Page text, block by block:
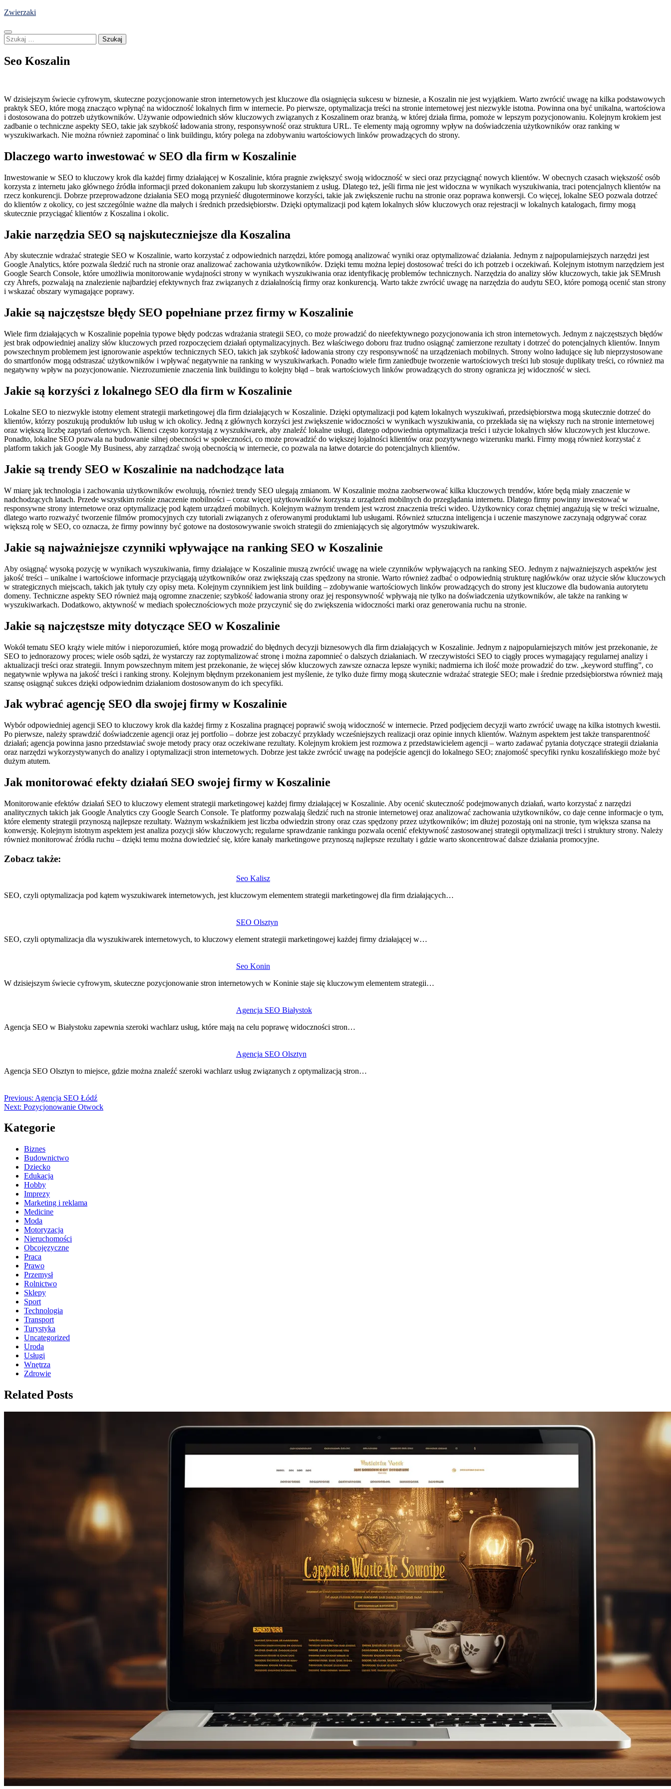
Skip
content
Zwierzaki
Szukaj:
Seo Koszalin
W dzisiejszym świecie cyfrowym, skuteczne pozycjonowanie stron internetowych jest kluczowe dla osiągnięcia sukcesu w biznesie, a Koszalin nie jest wyjątkiem. Warto zwrócić uwagę na kilka podstawowych
praktyk SEO, które mogą znacząco wpłynąć na widoczność lokalnych firm w internecie. Po pierwsze, optymalizacja treści na stronie internetowej jest niezwykle istotna. Powinna ona być unikalna, wartościowa
i dostosowana do potrzeb użytkowników. Używanie odpowiednich słów kluczowych związanych z Koszalinem oraz branżą, w której działa firma, pomoże w lepszym pozycjonowaniu. Kolejnym krokiem jest
zadbanie o techniczne aspekty SEO, takie jak szybkość ładowania strony, responsywność oraz struktura URL. Te elementy mają ogromny wpływ na doświadczenia użytkowników oraz ranking w
wyszukiwarkach. Nie można również zapominać o link buildingu, który polega na zdobywaniu wartościowych linków prowadzących do strony.
Dlaczego warto inwestować w SEO dla firm w Koszalinie
Inwestowanie w SEO to kluczowy krok dla każdej firmy działającej w Koszalinie, która pragnie zwiększyć swoją widoczność w sieci oraz przyciągnąć nowych klientów. W obecnych czasach większość osób
korzysta z internetu jako głównego źródła informacji przed dokonaniem zakupu lub skorzystaniem z usług. Dlatego też, jeśli firma nie jest widoczna w wynikach wyszukiwania, traci potencjalnych klientów na
rzecz konkurencji. Dobrze przeprowadzone działania SEO mogą przynieść długoterminowe korzyści, takie jak zwiększenie ruchu na stronie oraz poprawa konwersji. Co więcej, lokalne SEO pozwala dotrzeć
do klientów z okolicy, co jest szczególnie ważne dla małych i średnich przedsiębiorstw. Dzięki optymalizacji pod kątem lokalnych słów kluczowych oraz rejestracji w lokalnych katalogach, firmy mogą
skutecznie przyciągać klientów z Koszalina i okolic.
Jakie narzędzia SEO są najskuteczniejsze dla Koszalina
Aby skutecznie wdrażać strategie SEO w Koszalinie, warto korzystać z odpowiednich narzędzi, które pomogą analizować wyniki oraz optymalizować działania. Jednym z najpopularniejszych narzędzi jest
Google Analytics, które pozwala śledzić ruch na stronie oraz analizować zachowania użytkowników. Dzięki temu można lepiej dostosować treści do ich potrzeb i oczekiwań. Kolejnym istotnym narzędziem jest
Google Search Console, które umożliwia monitorowanie wydajności strony w wynikach wyszukiwania oraz identyfikację problemów technicznych. Narzędzia do analizy słów kluczowych, takie jak SEMrush
czy Ahrefs, pozwalają na znalezienie najbardziej efektywnych fraz związanych z działalnością firmy oraz konkurencją. Warto także zwrócić uwagę na narzędzia do audytu SEO, które pomogą ocenić stan strony
i wskazać obszary wymagające poprawy.
Jakie są najczęstsze błędy SEO popełniane przez firmy w Koszalinie
Wiele firm działających w Koszalinie popełnia typowe błędy podczas wdrażania strategii SEO, co może prowadzić do nieefektywnego pozycjonowania ich stron internetowych. Jednym z najczęstszych błędów
jest brak odpowiedniej analizy słów kluczowych przed rozpoczęciem działań optymalizacyjnych. Bez właściwego doboru fraz trudno osiągnąć zamierzone rezultaty i dotrzeć do potencjalnych klientów. Innym
powszechnym problemem jest ignorowanie aspektów technicznych SEO, takich jak szybkość ładowania strony czy responsywność na urządzeniach mobilnych. Strony wolno ładujące się lub nieprzystosowane
do smartfonów mogą odstraszać użytkowników i wpływać negatywnie na ranking w wyszukiwarkach. Ponadto wiele firm zaniedbuje tworzenie wartościowych treści lub stosuje duplikaty treści, co również ma
negatywny wpływ na pozycjonowanie. Niezrozumienie znaczenia link buildingu to kolejny błąd – brak wartościowych linków prowadzących do strony ogranicza jej widoczność w sieci.
Jakie są korzyści z lokalnego SEO dla firm w Koszalinie
Lokalne SEO to niezwykle istotny element strategii marketingowej dla firm działających w Koszalinie. Dzięki optymalizacji pod kątem lokalnych wyszukiwań, przedsiębiorstwa mogą skutecznie dotrzeć do
klientów, którzy poszukują produktów lub usług w ich okolicy. Jedną z głównych korzyści jest zwiększenie widoczności w wynikach wyszukiwania, co przekłada się na większy ruch na stronie internetowej
oraz większą liczbę zapytań ofertowych. Klienci często korzystają z wyszukiwarek, aby znaleźć lokalne usługi, dlatego odpowiednia optymalizacja treści i użycie lokalnych słów kluczowych jest kluczowe.
Ponadto, lokalne SEO pozwala na budowanie silnej obecności w społeczności, co może prowadzić do większej lojalności klientów oraz pozytywnego wizerunku marki. Firmy mogą również korzystać z
platform takich jak Google My Business, aby zarządzać swoją obecnością w internecie, co pozwala na łatwe dotarcie do potencjalnych klientów.
Jakie są trendy SEO w Koszalinie na nadchodzące lata
W miarę jak technologia i zachowania użytkowników ewoluują, również trendy SEO ulegają zmianom. W Koszalinie można zaobserwować kilka kluczowych trendów, które będą miały znaczenie w
nadchodzących latach. Przede wszystkim rośnie znaczenie mobilności – coraz więcej użytkowników korzysta z urządzeń mobilnych do przeglądania internetu. Dlatego firmy powinny inwestować w
responsywne strony internetowe oraz optymalizację pod kątem urządzeń mobilnych. Kolejnym ważnym trendem jest wzrost znaczenia treści wideo. Użytkownicy coraz chętniej angażują się w treści wizualne,
dlatego warto rozważyć tworzenie filmów promocyjnych czy tutoriali związanych z oferowanymi produktami lub usługami. Również sztuczna inteligencja i uczenie maszynowe zaczynają odgrywać coraz
większą rolę w SEO, co oznacza, że firmy powinny być gotowe na dostosowywanie swoich strategii do zmieniających się algorytmów wyszukiwarek.
Jakie są najważniejsze czynniki wpływające na ranking SEO w Koszalinie
Aby osiągnąć wysoką pozycję w wynikach wyszukiwania, firmy działające w Koszalinie muszą zwrócić uwagę na wiele czynników wpływających na ranking SEO. Jednym z najważniejszych aspektów jest
jakość treści – unikalne i wartościowe informacje przyciągają użytkowników oraz zwiększają czas spędzony na stronie. Warto również zadbać o odpowiednią strukturę nagłówków oraz użycie słów kluczowych
w strategicznych miejscach, takich jak tytuły czy opisy meta. Kolejnym czynnikiem jest link building – zdobywanie wartościowych linków prowadzących do strony jest kluczowe dla budowania autorytetu
domeny. Techniczne aspekty SEO również mają ogromne znaczenie; szybkość ładowania strony oraz jej responsywność wpływają nie tylko na doświadczenia użytkowników, ale także na ranking w
wyszukiwarkach. Dodatkowo, aktywność w mediach społecznościowych może przyczynić się do zwiększenia widoczności marki oraz generowania ruchu na stronie.
Jakie są najczęstsze mity dotyczące SEO w Koszalinie
Wokół tematu SEO krąży wiele mitów i nieporozumień, które mogą prowadzić do błędnych decyzji biznesowych dla firm działających w Koszalinie. Jednym z najpopularniejszych mitów jest przekonanie, że
SEO to jednorazowy proces; wiele osób sądzi, że wystarczy raz zoptymalizować stronę i można zapomnieć o dalszych działaniach. W rzeczywistości SEO to ciągły proces wymagający regularnej analizy i
aktualizacji treści oraz strategii. Innym powszechnym mitem jest przekonanie, że więcej słów kluczowych zawsze oznacza lepsze wyniki; nadmierna ich ilość może prowadzić do tzw. „keyword stuffing”, co
negatywnie wpływa na jakość treści i ranking strony. Kolejnym błędnym przekonaniem jest myślenie, że tylko duże firmy mogą skutecznie wdrażać strategie SEO; małe i średnie przedsiębiorstwa również mają
szansę osiągnąć sukces dzięki odpowiednim działaniom dostosowanym do ich specyfiki.
Jak wybrać agencję SEO dla swojej firmy w Koszalinie
Wybór odpowiedniej agencji SEO to kluczowy krok dla każdej firmy z Koszalina pragnącej poprawić swoją widoczność w internecie. Przed podjęciem decyzji warto zwrócić uwagę na kilka istotnych kwestii.
Po pierwsze, należy sprawdzić doświadczenie agencji oraz jej portfolio – dobrze jest zobaczyć przykłady wcześniejszych realizacji oraz opinie innych klientów. Ważnym aspektem jest także transparentność
działań; agencja powinna jasno przedstawiać swoje metody pracy oraz oczekiwane rezultaty. Kolejnym krokiem jest rozmowa z przedstawicielem agencji – warto zadawać pytania dotyczące strategii działania
oraz narzędzi wykorzystywanych do analizy i optymalizacji stron internetowych. Dobrze jest także zwrócić uwagę na podejście agencji do lokalnego SEO; znajomość specyfiki rynku koszalińskiego może być
dużym atutem.
Jak monitorować efekty działań SEO swojej firmy w Koszalinie
Monitorowanie efektów działań SEO to kluczowy element strategii marketingowej każdej firmy działającej w Koszalinie. Aby ocenić skuteczność podejmowanych działań, warto korzystać z narzędzi
analitycznych takich jak Google Analytics czy Google Search Console. Te platformy pozwalają śledzić ruch na stronie internetowej oraz analizować zachowania użytkowników, co daje cenne informacje o tym,
które elementy strategii przynoszą najlepsze rezultaty. Ważnym wskaźnikiem jest liczba odwiedzin strony oraz czas spędzony przez użytkowników; im dłużej pozostają oni na stronie, tym większa szansa na
konwersję. Kolejnym istotnym aspektem jest analiza pozycji słów kluczowych; regularne sprawdzanie rankingu pozwala ocenić efektywność zastosowanej strategii optymalizacji treści i struktury strony. Należy
również monitorować źródła ruchu – dzięki temu można dowiedzieć się, które kanały marketingowe przynoszą najlepsze rezultaty i gdzie warto skoncentrować dalsze działania promocyjne.
Zobacz także:
Seo Kalisz
SEO, czyli optymalizacja pod kątem wyszukiwarek internetowych, jest kluczowym elementem strategii marketingowej dla firm działających…
SEO Olsztyn
SEO, czyli optymalizacja dla wyszukiwarek internetowych, to kluczowy element strategii marketingowej każdej firmy działającej w…
Seo Konin
W dzisiejszym świecie cyfrowym, skuteczne pozycjonowanie stron internetowych w Koninie staje się kluczowym elementem strategii…
Agencja SEO Białystok
Agencja SEO w Białystoku zapewnia szeroki wachlarz usług, które mają na celu poprawę widoczności stron…
Agencja SEO Olsztyn
Agencja SEO Olsztyn to miejsce, gdzie można znaleźć szeroki wachlarz usług związanych z optymalizacją stron…
wpisu
Previous: Agencja SEO Łódź
Next: Pozycjonowanie Otwock
Kategorie
Biznes
Budownictwo
Dziecko
Edukacja
Hobby
Imprezy
Marketing i reklama
Medicine
Moda
Motoryzacja
Nieruchomości
Obcojęzyczne
Praca
Prawo
Przemysł
Rolnictwo
Sklepy
Sport
Technologia
Transport
Turystyka
Uncategorized
Uroda
Usługi
Wnętrza
Zdrowie
Related Posts